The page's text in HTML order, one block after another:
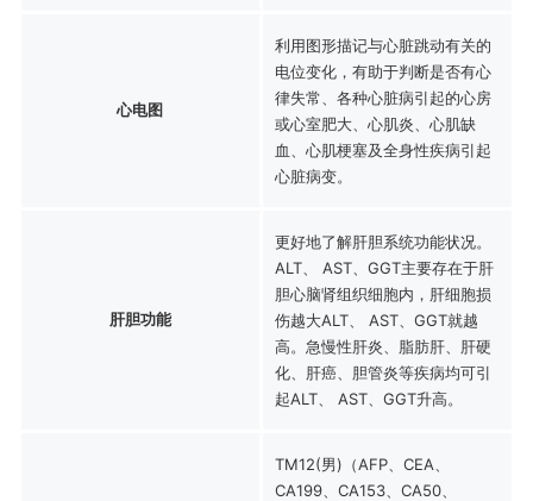
心电图
利用图形描记与心脏跳动有关的
电位变化，有助于判断是否有心
律失常、各种心脏病引起的心房
或心室肥大、心肌炎、心肌缺
血、心肌梗塞及全身性疾病引起
心脏病变。
肝胆功能
更好地了解肝胆系统功能状况。
ALT、 AST、GGT主要存在于肝
胆心脑肾组织细胞内，肝细胞损
伤越大ALT、 AST、GGT就越
高。急慢性肝炎、脂肪肝、肝硬
化、肝癌、胆管炎等疾病均可引
起ALT、 AST、GGT升高。
TM12(男)（AFP、CEA、
CA199、CA153、CA50、